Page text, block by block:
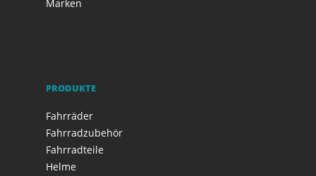
Marken
PRODUKTE
Fahrräder
Fahrradzubehör
Fahrradteile
Helme